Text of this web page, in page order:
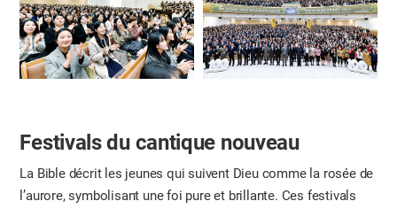
Festivals du cantique nouveau
La Bible décrit les jeunes qui suivent Dieu comme la rosée de
l’aurore, symbolisant une foi pure et brillante. Ces festivals